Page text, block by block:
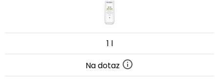
1 l
Na dotaz